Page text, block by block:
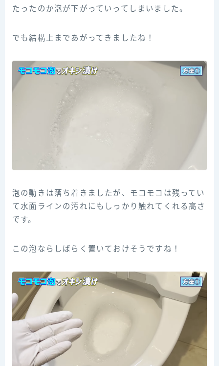
たったのか泡が下がっていってしまいました。
でも結構上まであがってきましたね！
泡の動きは落ち着きましたが、モコモコは残ってい
て水面ラインの汚れにもしっかり触れてくれる高さ
です。
この泡ならしばらく置いておけそうですね！